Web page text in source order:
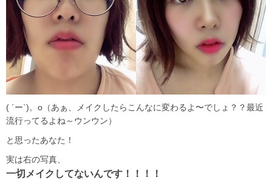
( ´ー`)。о（あぁ、メイクしたらこんなに変わるよ〜でしょ？？最近
流行ってるよね～ウンウン）
と思ったあなた！
実は右の写真、
一切メイクしてないんです！！！！